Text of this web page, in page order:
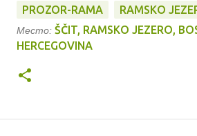
PROZOR-RAMA
RAMSKO
Место: ŠČIT, RAMSKO JEZERO,
HERCEGOVINA